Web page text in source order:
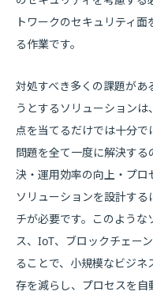
トワークのセキュリティ
る作業です。
対処すべき多くの課題があ
うとするソリューション
点を当てるだけでは十分
問題を全て一度に解決す
決・運用効率の向上・プ
ソリューションを設計す
チが必要です。このよう
ス、IoT、ブロックチェー
ることで、小規模なビジネ
存を減らし、プロセスを